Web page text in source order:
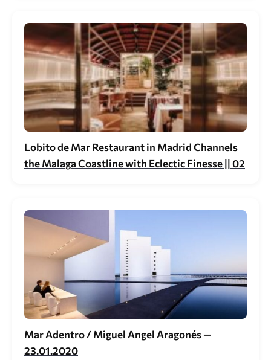
Lobito de Mar Restaurant in Madrid Channels
the Malaga Coastline with Eclectic Finesse || 02
Mar Adentro / Miguel Angel Aragonés —
23.01.2020